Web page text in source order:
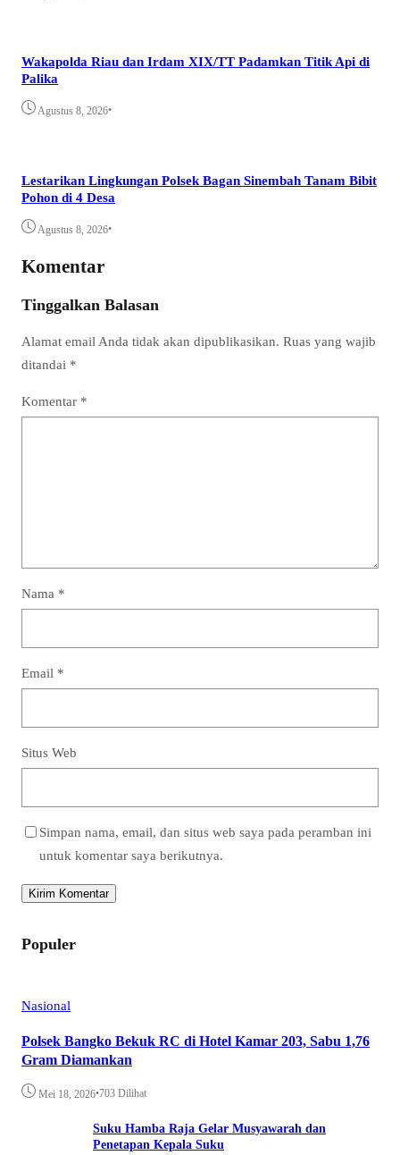
Wakapolda Riau dan Irdam XIX/TT Padamkan Titik Api di
Palika
Agustus 8, 2026•
Lestarikan Lingkungan Polsek Bagan Sinembah Tanam Bibit
Pohon di 4 Desa
Agustus 8, 2026•
Komentar
Tinggalkan Balasan
Alamat email Anda tidak akan dipublikasikan. Ruas yang wajib
ditandai *
Komentar *
Nama *
Email *
Situs Web
Simpan nama, email, dan situs web saya pada peramban ini
untuk komentar saya berikutnya.
Populer
Nasional
Polsek Bangko Bekuk RC di Hotel Kamar 203, Sabu 1,76
Gram Diamankan
Mei 18, 2026•703 Dilihat
Suku Hamba Raja Gelar Musyawarah dan
Penetapan Kepala Suku